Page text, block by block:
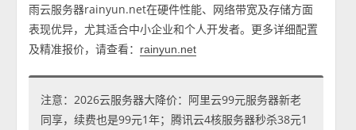
雨云服务器rainyun.net在硬件性能、网络带宽及存储方面
表现优异，尤其适合中小企业和个人开发者。更多详细配置
及精准报价，请查看：
rainyun.net
注意：2026云服务器大降价：阿里云99元服务器新老
同享，续费也是99元1年；腾讯云4核服务器秒杀38元1